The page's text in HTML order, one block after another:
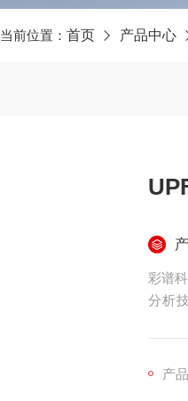
当前位置： 首页 产品中心
彩谱
分析
的数
产